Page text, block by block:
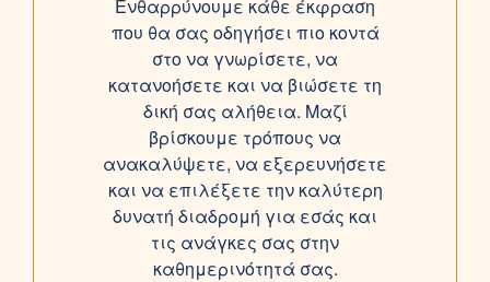
Ενθαρρύνουμε κάθε έκφραση
που θα σας οδηγήσει πιο κοντά
στο να γνωρίσετε, να
κατανοήσετε και να βιώσετε τη
δική σας αλήθεια. Μαζί
βρίσκουμε τρόπους να
ανακαλύψετε, να εξερευνήσετε
και να επιλέξετε την καλύτερη
δυνατή διαδρομή για εσάς και
τις ανάγκες σας στην
καθημερινότητά σας.